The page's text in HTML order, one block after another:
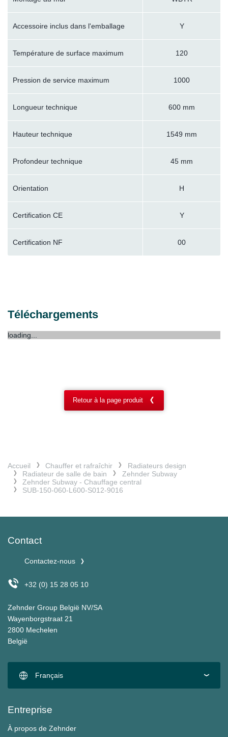
Accessoire inclus dans l'emballage Y
Température de surface maximum 120
Pression de service maximum 1000
Longueur technique 600 mm
Hauteur technique 1549 mm
Profondeur technique 45 mm
Orientation H
Certification CE Y
Certification NF 00
Téléchargements
loading...
Retour à la page produit
Accueil Chauffer et rafraîchir
Radiateurs design
Radiateur de salle de bain
Zehnder Subway
Zehnder Subway - Chauffage central
SUB-150-060-L600-S012-9016
Contact
Contactez-nous
+32 (0) 15 28 05 10
Zehnder Group België NV/SA
Wayenborgstraat 21
2800 Mechelen
België
Français
Entreprise
À propos de Zehnder